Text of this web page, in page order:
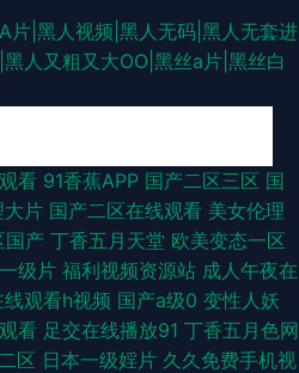
片|黑人视频|黑人无码|黑人无套进
人又粗又大OO|黑丝a片|黑丝白
品模特 福利导航 亚洲国产精品成人电影
本三级 92自拍偷拍视频 91精品国产孕妇
狠狠干最新网址 成人网站在线观看视频
亚洲国产777 国产香蕉网站 国产在线丝袜
看 91香蕉APP 国产二区三区 国
大片 国产二区在线观看 美女伦理
国产 丁香五月天堂 欧美变态一区
级片 福利视频资源站 成人午夜在
线观看h视频 国产a级0 变性人妖
看 足交在线播放91 丁香五月色网
区 日本一级婬片 久久免费手机视